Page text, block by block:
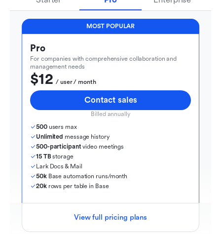
MOST POPULAR
Pro
For companies with comprehensive collaboration and
management needs
$12
  / user / month
Contact sales
Billed annually
500 users max
Unlimited message history
500-participant video meetings
15 TB storage
Lark Docs & Mail
50k Base automation runs/month
20k rows per table in Base
View full pricing plans